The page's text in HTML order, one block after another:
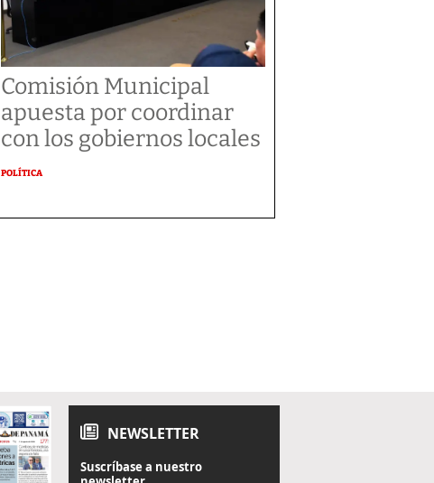
Comisión Municipal
apuesta por coordinar
con los gobiernos locales
POLÍTICA
NEWSLETTER
Suscríbase a nuestro